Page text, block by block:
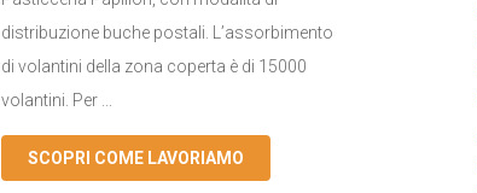
distribuzione buche postali. L’assorbimento
di volantini della zona coperta è di 15000
volantini. Per ...
SCOPRI COME LAVORIAMO